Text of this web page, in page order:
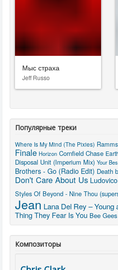
Мыс страха
Jeff Russo
Популярные треки
Where Is My Mind (The Pixies)
Finale Horizon Cornfield Chase
Disposal Unit (Imperium Mix) Your
Brothers - Go (Radio Edit) Death
Don't Care About Us
Styles Of Beyond - Nine Thou
Jean Lana Del Rey – Young
Thing They Fear Is You Bee
Композиторы